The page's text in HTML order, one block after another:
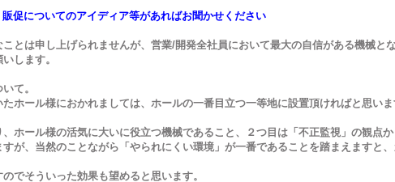
促についてのアイディア等があればお聞かせください
とは申し上げられませんが、営業/開発全社員において最大の自信がある機械と
します。
て。
ホール様におかれましては、ホールの一番目立つ一等地に設置頂ければと思い
ホール様の活気に大いに役立つ機械であること、２つ目は「不正監視」の観点か
が、当然のことながら「やられにくい環境」が一番であることを踏まえますと
でそういった効果も望めると思います。